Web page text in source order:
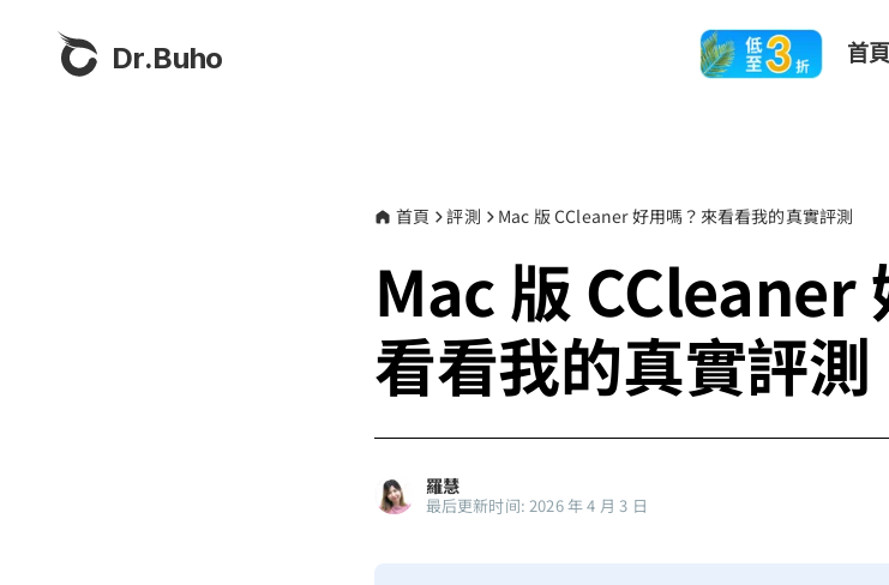
Dr.Buho 首頁
首頁 評測 Mac 版 CCleaner 好用嗎？來看看我的真實評測
Mac 版 CCleaner
看看我的真實評測
羅慧
最后更新时间: 2026 年 4 月 3 日